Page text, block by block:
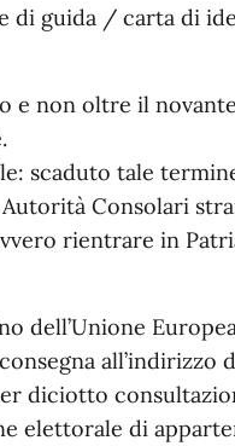
di guida / carta di
e non oltre il
scaduto tale
Consolari
rientrare in
dell’Unione
all’indirizzo
diciotto
elettorale di